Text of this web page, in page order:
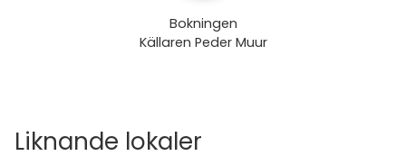
Bokningen
Källaren Peder Muur
Liknande lokaler